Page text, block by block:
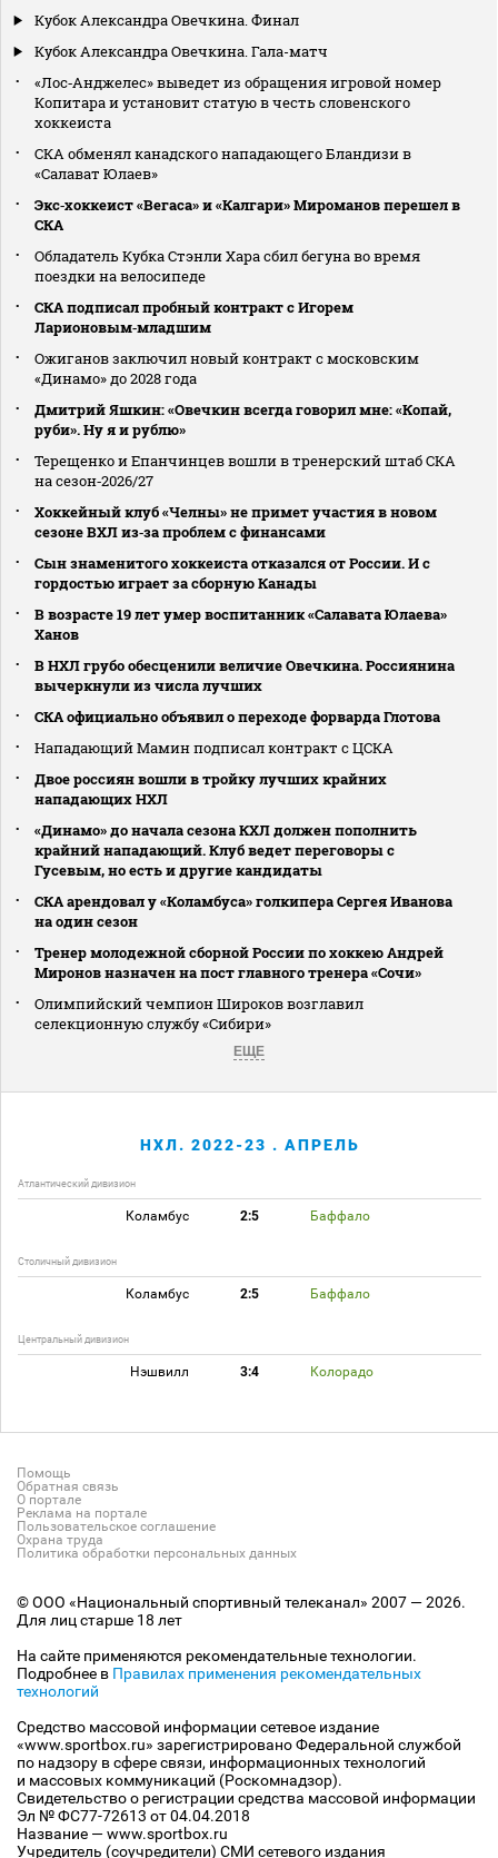
Кубок Александра Овечкина. Финал
Кубок Александра Овечкина. Гала-матч
«Лос‑Анджелес» выведет из обращения игровой номер
Копитара и установит статую в честь словенского
хоккеиста
СКА обменял канадского нападающего Бландизи в
«Салават Юлаев»
Экс‑хоккеист «Вегаса» и «Калгари» Мироманов перешел в
СКА
Обладатель Кубка Стэнли Хара сбил бегуна во время
поездки на велосипеде
СКА подписал пробный контракт с Игорем
Ларионовым‑младшим
Ожиганов заключил новый контракт с московским
«Динамо» до 2028 года
Дмитрий Яшкин: «Овечкин всегда говорил мне: «Копай,
руби». Ну я и рублю»
Терещенко и Епанчинцев вошли в тренерский штаб СКА
на сезон‑2026/27
Хоккейный клуб «Челны» не примет участия в новом
сезоне ВХЛ из‑за проблем с финансами
Сын знаменитого хоккеиста отказался от России. И с
гордостью играет за сборную Канады
В возрасте 19 лет умер воспитанник «Салавата Юлаева»
Ханов
В НХЛ грубо обесценили величие Овечкина. Россиянина
вычеркнули из числа лучших
СКА официально объявил о переходе форварда Глотова
Нападающий Мамин подписал контракт с ЦСКА
Двое россиян вошли в тройку лучших крайних
нападающих НХЛ
«Динамо» до начала сезона КХЛ должен пополнить
крайний нападающий. Клуб ведет переговоры с
Гусевым, но есть и другие кандидаты
СКА арендовал у «Коламбуса» голкипера Сергея Иванова
на один сезон
Тренер молодежной сборной России по хоккею Андрей
Миронов назначен на пост главного тренера «Сочи»
Олимпийский чемпион Широков возглавил
селекционную службу «Сибири»
ЕЩЕ
НХЛ. 2022-23 . АПРЕЛЬ
Атлантический дивизион
Коламбус 2:5 Баффало
Столичный дивизион
Коламбус 2:5 Баффало
Центральный дивизион
Нэшвилл 3:4 Колорадо
Помощь
Обратная связь
О портале
Реклама на портале
Пользовательское соглашение
Охрана труда
Политика обработки персональных данных
© ООО «Национальный спортивный телеканал» 2007 — 2026.
Для лиц старше 18 лет
На сайте применяются рекомендательные технологии.
Подробнее в Правилах применения рекомендательных
технологий
Средство массовой информации сетевое издание
«www.sportbox.ru» зарегистрировано Федеральной службой
по надзору в сфере связи, информационных технологий
и массовых коммуникаций (Роскомнадзор).
Свидетельство о регистрации средства массовой информации
Эл № ФС77-72613 от 04.04.2018
Название — www.sportbox.ru
Учредитель (соучредители) СМИ сетевого издания